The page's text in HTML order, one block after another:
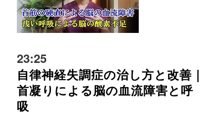
23:25
自律神経失調症の治し方と改善｜
首凝りによる脳の血流障害と呼
吸